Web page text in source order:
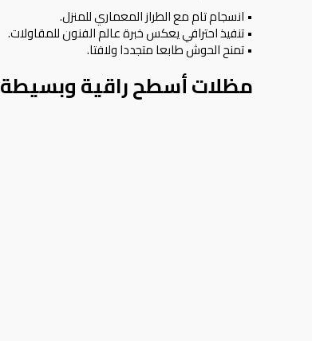
• انسجام تام مع الطراز المعماري للمنزل.
• تنفيذ احترافي يعكس خبرة عالم الفنون للمقاولات.
• تمنح الحوش طابعا متجددا ولافتا.
مظلات أسطح راقية وبسيطة